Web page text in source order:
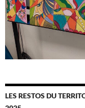
LES RESTOS DU